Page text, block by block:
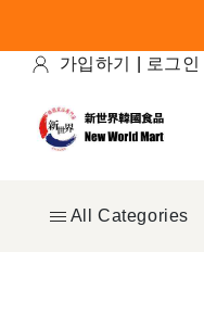
가입하기 로그인
All Categories